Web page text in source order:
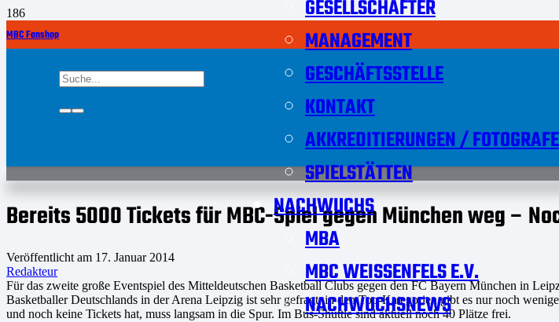
MBC Fanshop
GESELLSCHAFTER
MANAGEMENT
GESCHÄFTSSTELLE
KONTAKT
AKKREDITIERUNGEN /
SPIELSTÄTTEN
NACHWUCHS
MBA
MBC WEISSENFELS E.V.
NACHWUCHSNEWS
Bereits 5000 Tickets für MBC-Spiel gegen München weg –
Veröffentlicht am 17. Januar 2014
Redakteur
Für das zweite große Eventspiel des Mitteldeutschen Basketball Clubs gegen den FC Bayern München in
Basketballer Deutschlands in der Arena Leipzig ist sehr gefragt, in den Top-Kategorien gibt es nur noch
und noch keine Tickets hat, muss langsam in die Spur. Im Bus-Shuttle sind aktuell noch 40 Plätze frei.